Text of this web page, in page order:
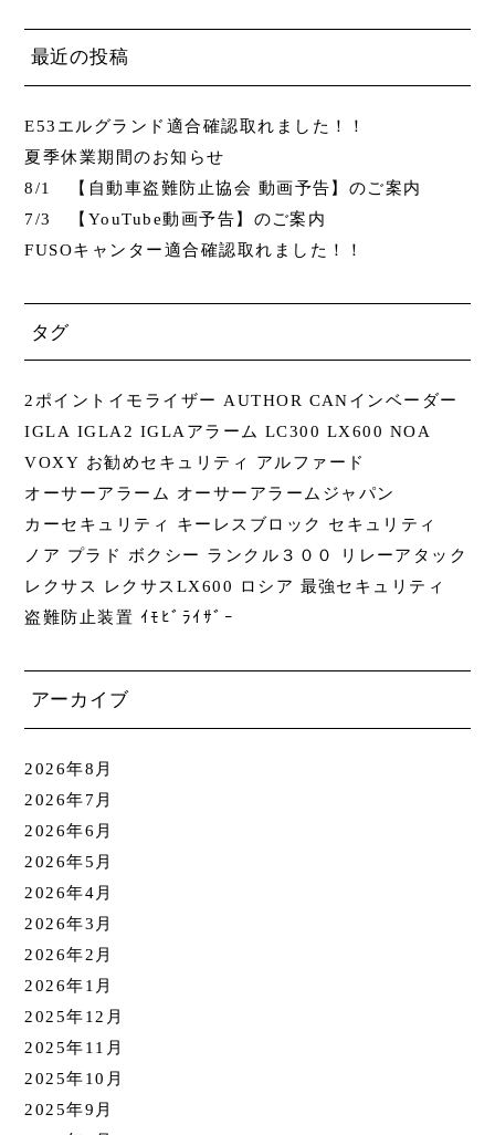
最近の投稿
E53エルグランド適合確認取れました！！
夏季休業期間のお知らせ
8/1 【自動車盗難防止協会 動画予告】のご案内
7/3 【YouTube動画予告】のご案内
FUSOキャンター適合確認取れました！！
タグ
2ポイントイモライザー AUTHOR CANインベーダー
IGLA IGLA2 IGLAアラーム LC300 LX600 NOA
VOXY お勧めセキュリティ
アルファード
オーサーアラーム オーサーアラームジャパン
カーセキュリティ
キーレスブロック
セキュリティ
ノア プラド ボクシー ランクル３００
リレーアタック
レクサス
レクサスLX600 ロシア 最強セキュリティ
盗難防止装置 ｲﾓﾋﾞﾗｲｻﾞｰ
アーカイブ
2026年8月
2026年7月
2026年6月
2026年5月
2026年4月
2026年3月
2026年2月
2026年1月
2025年12月
2025年11月
2025年10月
2025年9月